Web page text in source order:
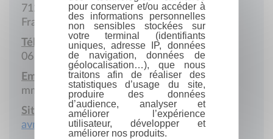
71200 Le Creusot
France
Téléphone portable :
06 65 42 77 60
Email :
mm.toque@gmail.com
Site Internet :
avnp71.webnode.fr
pour conserver et/ou accéder à
des informations personnelles
non sensibles stockées sur
votre terminal (identifiants
uniques, adresse IP, données
de navigation, données de
géolocalisation…), que nous
traitons afin de réaliser des
statistiques d’usage du site,
produire des données
d’audience, analyser et
améliorer l’expérience
utilisateur, développer et
améliorer nos produits.